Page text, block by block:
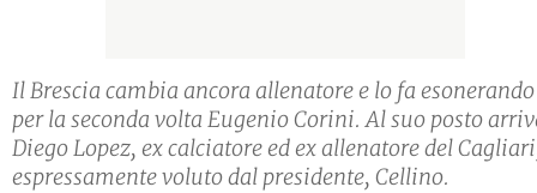
Il Brescia cambia ancora allenatore e lo fa esonerando
per la seconda volta Eugenio Corini. Al suo posto
Diego Lopez, ex calciatore ed ex allenatore del
espressamente voluto dal presidente, Cellino.